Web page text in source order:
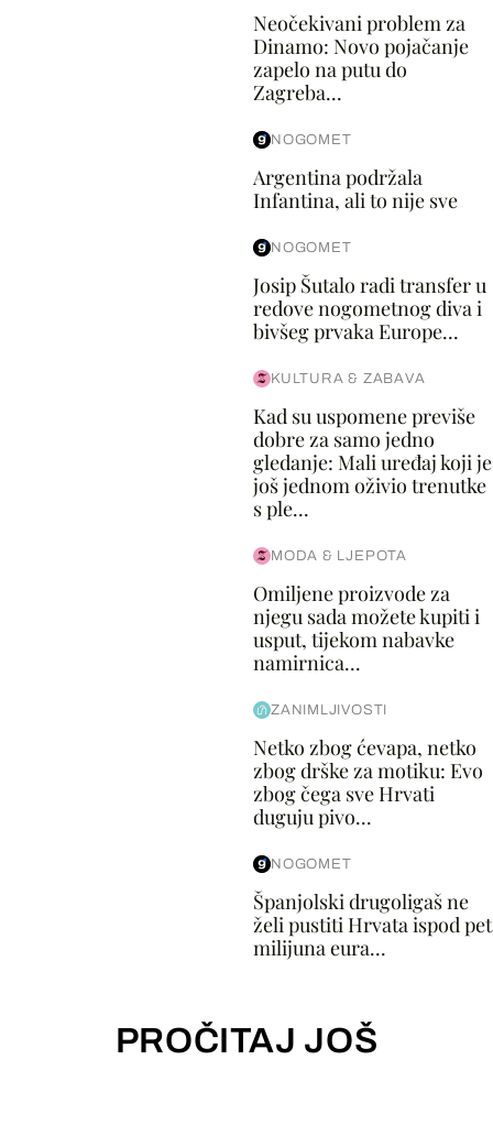
Neočekivani problem za
Dinamo: Novo pojačanje
zapelo na putu do
Zagreba...
NOGOMET
Argentina podržala
Infantina, ali to nije sve
NOGOMET
Josip Šutalo radi transfer u
redove nogometnog diva i
bivšeg prvaka Europe...
KULTURA & ZABAVA
Kad su uspomene previše
dobre za samo jedno
gledanje: Mali uređaj koji je
još jednom oživio trenutke
s ple...
MODA & LJEPOTA
Omiljene proizvode za
njegu sada možete kupiti i
usput, tijekom nabavke
namirnica...
ZANIMLJIVOSTI
Netko zbog ćevapa, netko
zbog drške za motiku: Evo
zbog čega sve Hrvati
duguju pivo...
NOGOMET
Španjolski drugoligaš ne
želi pustiti Hrvata ispod pet
milijuna eura...
PROČITAJ JOŠ